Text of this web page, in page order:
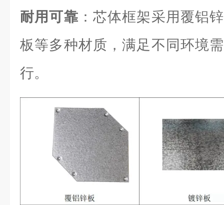
耐用可靠 ：芯体框架采用覆铝
板等多种材质，满足不同环境
行。